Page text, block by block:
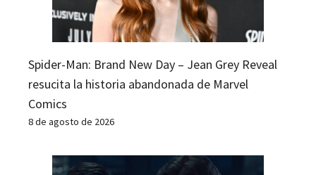
Spider-Man: Brand New Day – Jean Grey Reveal
resucita la historia abandonada de Marvel
Comics
8 de agosto de 2026